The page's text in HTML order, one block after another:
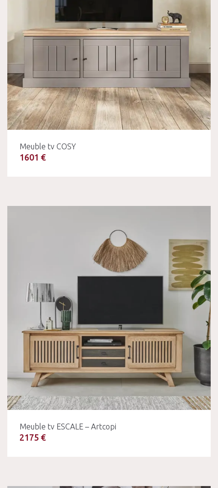
Meuble tv COSY
1601 €
Meuble tv ESCALE – Artcopi
2175 €